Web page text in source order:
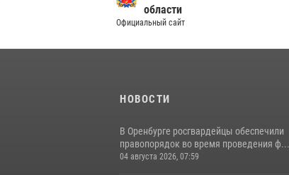
области
Официальный сайт
НОВОСТИ
В Оренбурге росгвардейцы обеспечили
правопорядок во время проведения ф...
04 августа 2026, 07:59